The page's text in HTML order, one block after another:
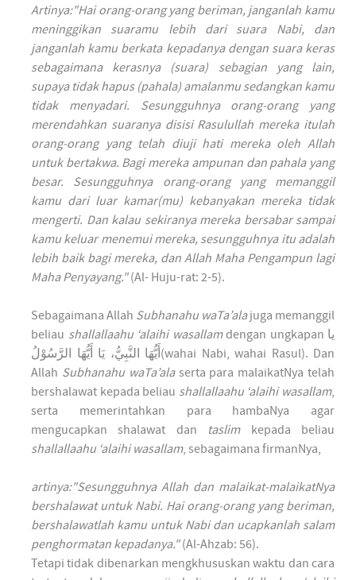
Artinya:"Hai orang-orang yang beriman, janganlah kamu
meninggikan suaramu lebih dari suara Nabi, dan
janganlah kamu berkata kepadanya dengan suara keras
sebagaimana kerasnya (suara) sebagian yang lain,
supaya tidak hapus (pahala) amalanmu sedangkan kamu
tidak menyadari. Sesungguhnya orang-orang yang
merendahkan suaranya disisi Rasulullah mereka itulah
orang-orang yang telah diuji hati mereka oleh Allah
untuk bertakwa. Bagi mereka ampunan dan pahala yang
besar. Sesungguhnya orang-orang yang memanggil
kamu dari luar kamar(mu) kebanyakan mereka tidak
mengerti. Dan kalau sekiranya mereka bersabar sampai
kamu keluar menemui mereka, sesungguhnya itu adalah
lebih baik bagi mereka, dan Allah Maha Pengampun lagi
Maha Penyayang."(Al- Huju-rat: 2-5).
Sebagaimana Allah Subhanahu waTa’alajuga memanggil
beliau shallallaahu ‘alaihi wasallamdengan ungkapan يا
أَيُّهَا النَّبِيُّ، يَا أَيُّهَا الرَّسُوْلُ(wahai Nabi, wahai Rasul). Dan
Allah Subhanahu waTa’alaserta para malaikatNya telah
bershalawat kepada beliau shallallaahu ‘alaihi wasallam,
serta memerintahkan para hambaNya agar
mengucapkan shalawat dan taslimkepada beliau
shallallaahu ‘alaihi wasallam, sebagaimana firmanNya,
artinya:"Sesungguhnya Allah dan malaikat-malaikatNya
bershalawat untuk Nabi. Hai orang-orang yang beriman,
bershalawatlah kamu untuk Nabi dan ucapkanlah salam
penghormatan kepadanya."(Al-Ahzab: 56).
Tetapi tidak dibenarkan mengkhususkan waktu dan cara